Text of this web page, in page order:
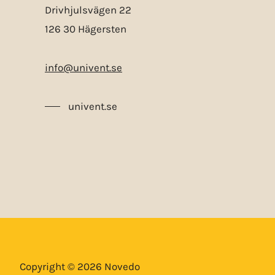
Drivhjulsvägen 22
126 30 Hägersten
info@univent.se
univent.se
Copyright © 2026 Novedo